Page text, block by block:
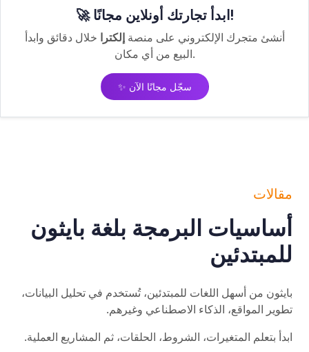
🚀 ابدأ تجارتك أونلاين مجانًا!
أنشئ متجرك الإلكتروني على منصةإلكترا خلال دقائق وابدأ
البيع من أي مكان.
✨ سجّل مجانًا الآن
مقالات
أساسيات البرمجة بلغة بايثون
للمبتدئين
بايثون من أسهل اللغات للمبتدئين، تُستخدم في تحليل البيانات،
تطوير المواقع، الذكاء الاصطناعي وغيرهم.
ابدأ بتعلم المتغيرات، الشروط، الحلقات، ثم المشاريع العملية.